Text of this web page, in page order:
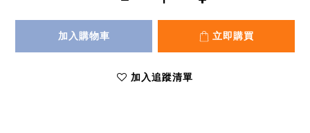
加入購物車 立即購買
加入追蹤清單